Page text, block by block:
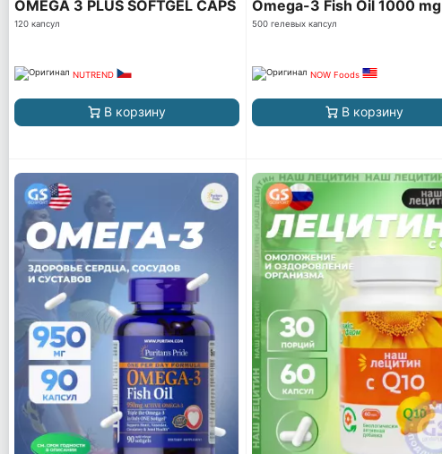
OMEGA 3 PLUS SOFTGEL CAPS
120 капсул
NUTREND
В корзину
Omega-3 Fish Oil 1000 mg
500 гелевых капсул
NOW Foods
В корзину